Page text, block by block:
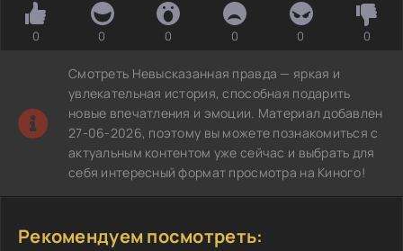
0 0 0 0 0 0
Смотреть Невысказанная правда — яркая и
увлекательная история, способная подарить
новые впечатления и эмоции. Материал добавлен
27-06-2026, поэтому вы можете познакомиться с
актуальным контентом уже сейчас и выбрать для
себя интересный формат просмотра на Киного!
Рекомендуем посмотреть: